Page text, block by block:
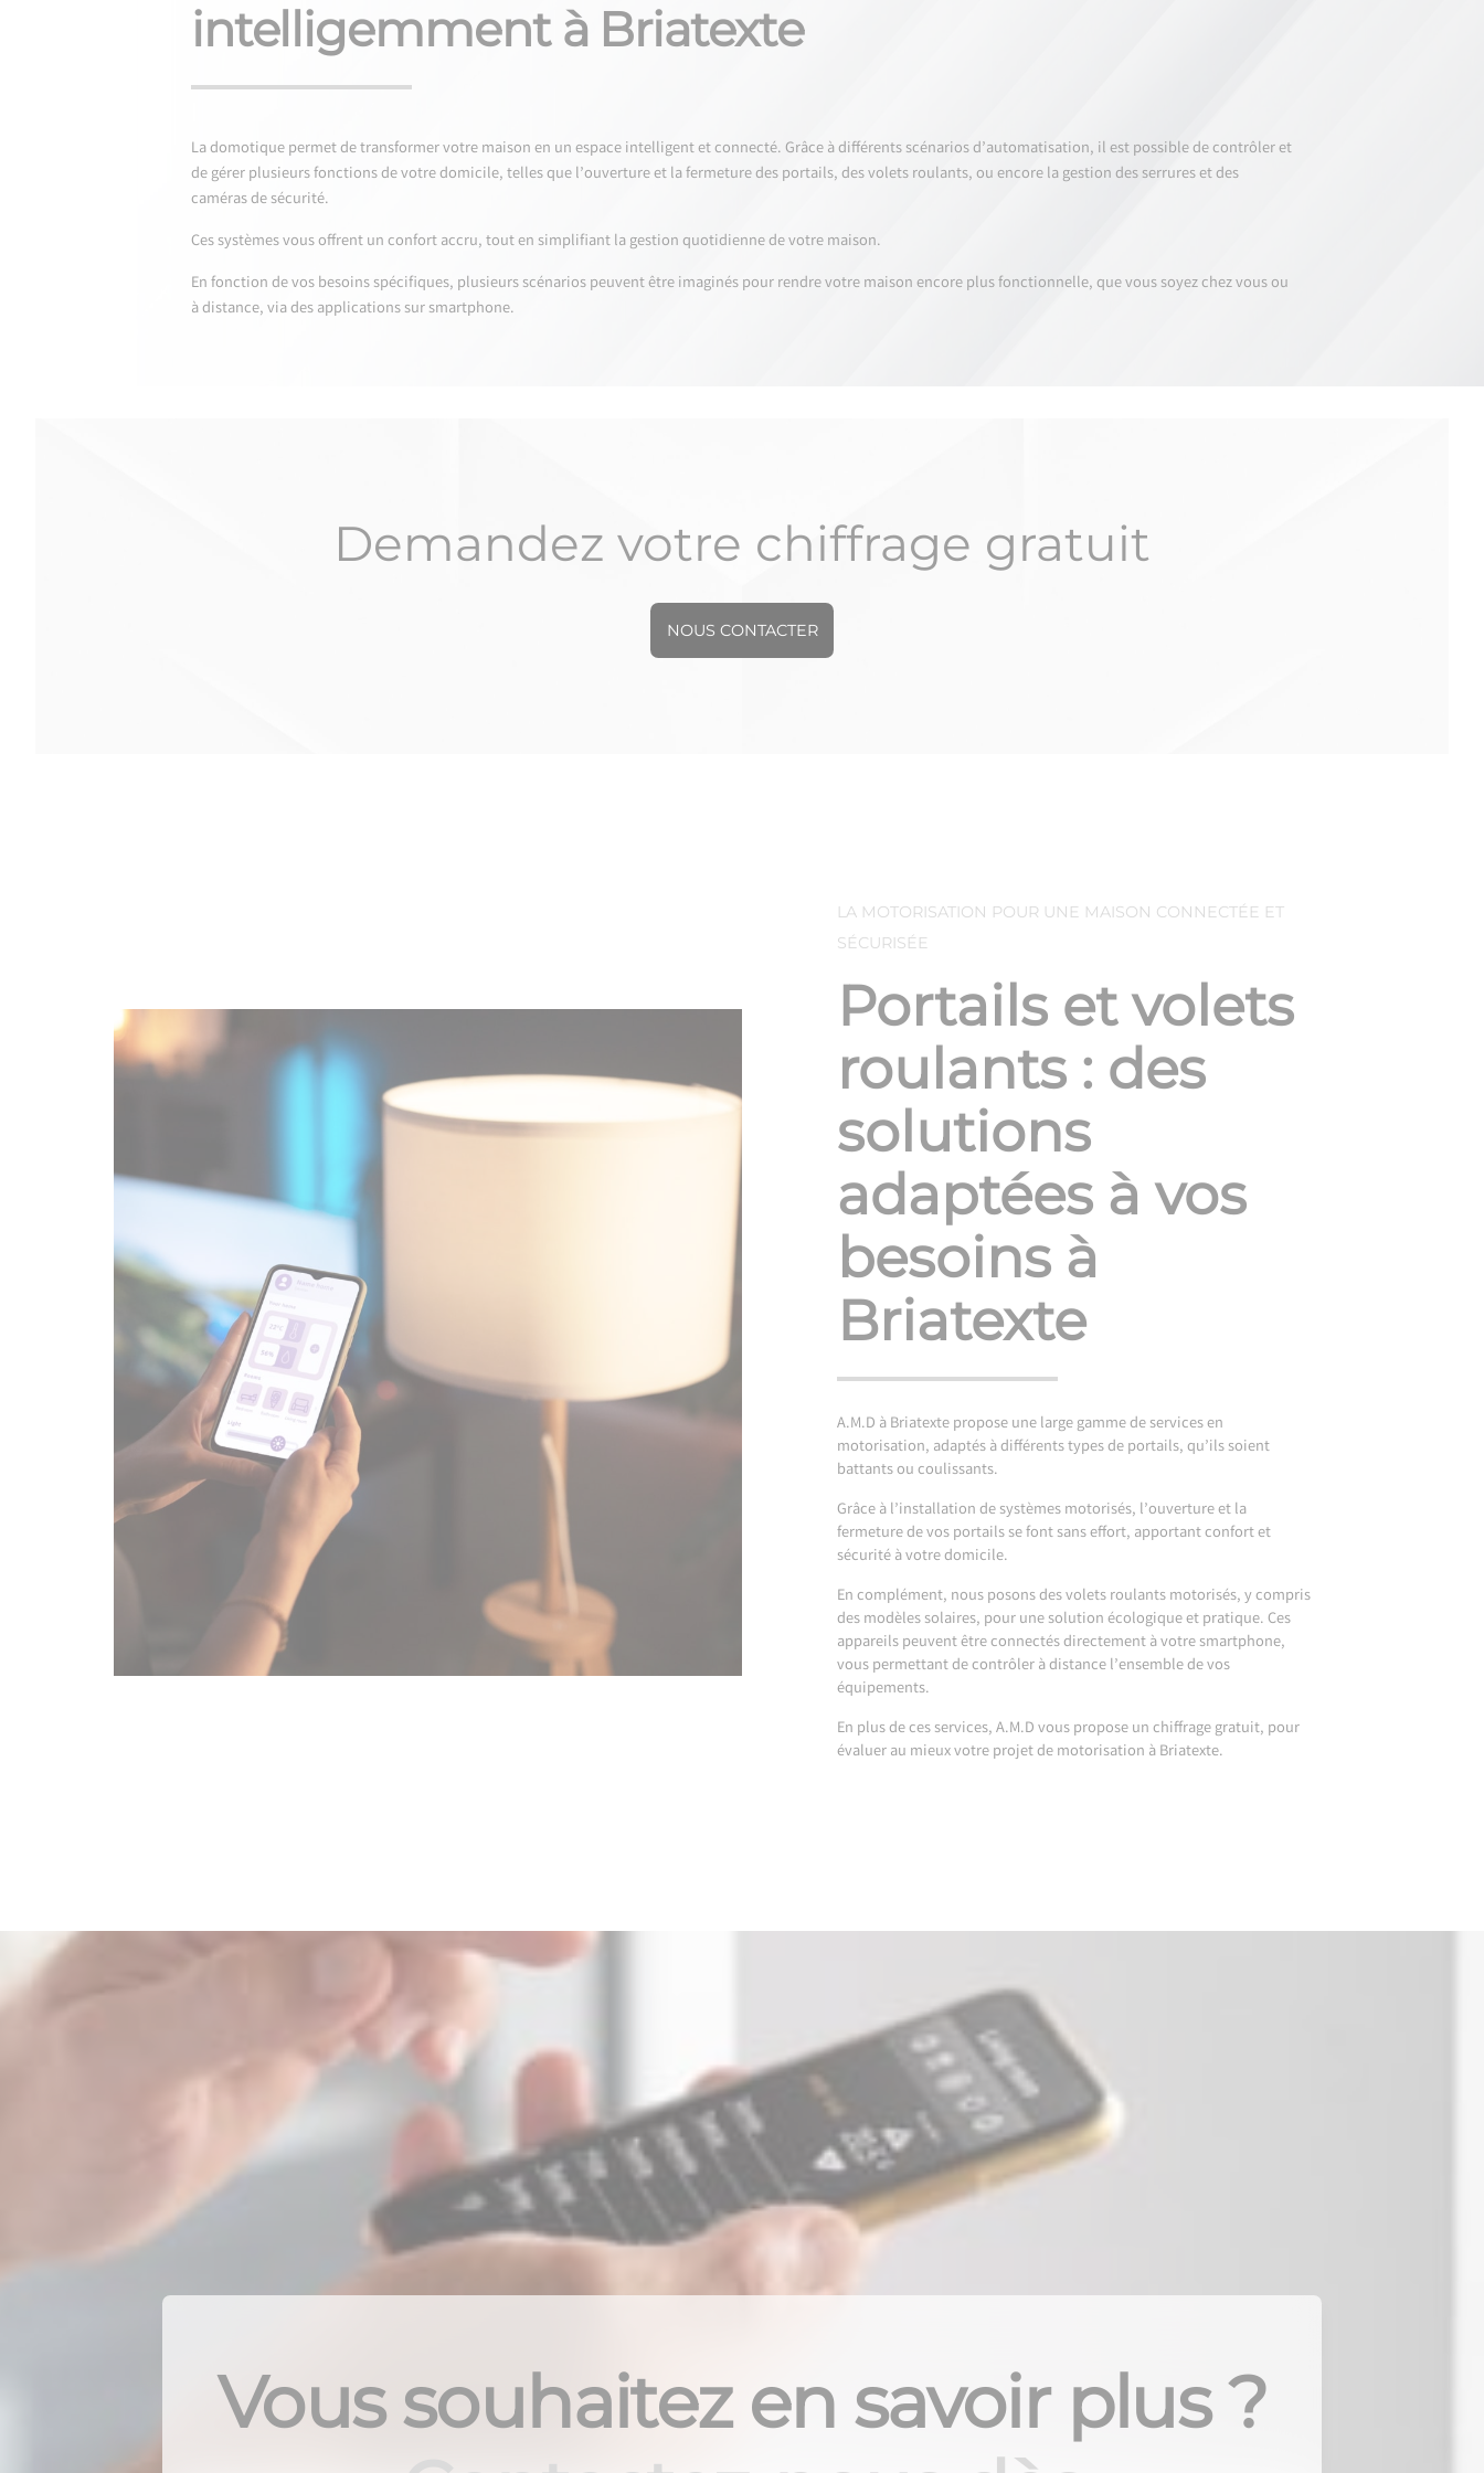
intelligemment à Briatexte
La domotique permet de transformer votre maison en un espace intelligent et connecté. Grâce à différents scénarios d’automatisation, il est possible de contrôler et
de gérer plusieurs fonctions de votre domicile, telles que l’ouverture et la fermeture des portails, des volets roulants, ou encore la gestion des serrures et des
caméras de sécurité.
Ces systèmes vous offrent un confort accru, tout en simplifiant la gestion quotidienne de votre maison.
En fonction de vos besoins spécifiques, plusieurs scénarios peuvent être imaginés pour rendre votre maison encore plus fonctionnelle, que vous soyez chez vous ou
à distance, via des applications sur smartphone.
Demandez votre chiffrage gratuit
NOUS CONTACTER
LA MOTORISATION POUR UNE MAISON CONNECTÉE ET
SÉCURISÉE
Portails et volets
roulants : des
solutions
adaptées à vos
besoins à
Briatexte
A.M.D à Briatexte propose une large gamme de services en
motorisation, adaptés à différents types de portails, qu’ils soient
battants ou coulissants.
Grâce à l’installation de systèmes motorisés, l’ouverture et la
fermeture de vos portails se font sans effort, apportant confort et
sécurité à votre domicile.
En complément, nous posons des volets roulants motorisés, y compris
des modèles solaires, pour une solution écologique et pratique. Ces
appareils peuvent être connectés directement à votre smartphone,
vous permettant de contrôler à distance l’ensemble de vos
équipements.
En plus de ces services, A.M.D vous propose un chiffrage gratuit, pour
évaluer au mieux votre projet de motorisation à Briatexte.
Vous souhaitez en savoir plus ?